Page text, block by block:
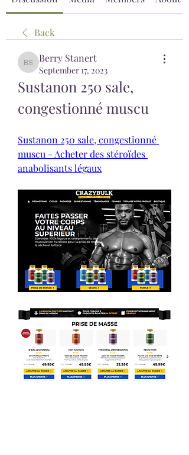
Back
Berry Stanert
Berry Stanert
September 17, 2023
Sustanon 250 sale,
congestionné muscu
Sustanon 250 sale, congestionné
muscu - Acheter des stéroïdes
anabolisants légaux